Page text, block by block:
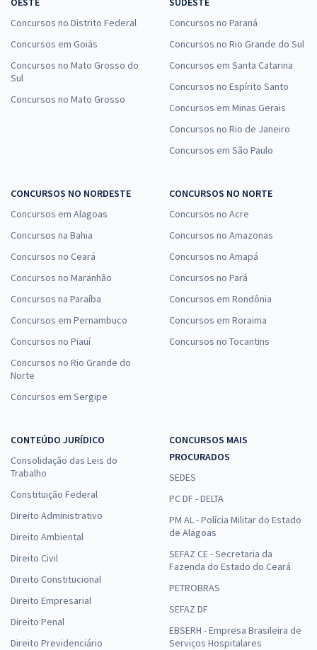
Concursos no Distrito Federal
Concursos em Goiás
Concursos no Mato Grosso do
Sul
Concursos no Mato Grosso
Concursos no Paraná
Concursos no Rio Grande do Sul
Concursos em Santa Catarina
Concursos no Espírito Santo
Concursos em Minas Gerais
Concursos no Rio de Janeiro
Concursos em São Paulo
CONCURSOS NO NORDESTE
Concursos em Alagoas
Concursos na Bahia
Concursos no Ceará
Concursos no Maranhão
Concursos na Paraíba
Concursos em Pernambuco
Concursos no Piauí
Concursos no Rio Grande do
Norte
Concursos em Sergipe
CONCURSOS NO NORTE
Concursos no Acre
Concursos no Amazonas
Concursos no Amapá
Concursos no Pará
Concursos em Rondônia
Concursos em Roraima
Concursos no Tocantins
CONTEÚDO JURÍDICO
Consolidação das Leis do
Trabalho
Constituição Federal
Direito Administrativo
Direito Ambiental
Direito Civil
Direito Constitucional
Direito Empresarial
Direito Penal
Direito Previdenciário
CONCURSOS MAIS
PROCURADOS
SEDES
PC DF - DELTA
PM AL - Polícia Militar do Estado
de Alagoas
SEFAZ CE - Secretaria da
Fazenda do Estado do Ceará
PETROBRAS
SEFAZ DF
EBSERH - Empresa Brasileira de
Serviços Hospitalares